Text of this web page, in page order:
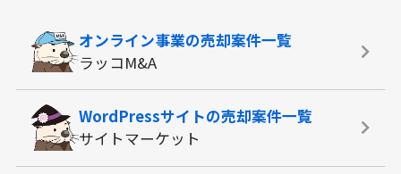
オンライン事業の売却案件一覧
ラッコM&A
WordPressサイトの売却案件一覧
サイトマーケット